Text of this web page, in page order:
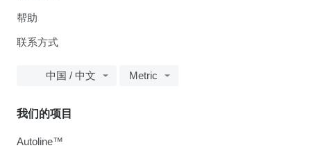
帮助
联系方式
中国 / 中文 Metric
我们的项目
Autoline™